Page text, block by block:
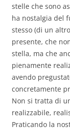
stelle che sono
ha nostalgia del
stesso (di un
presente, che
stella, ma che
pienamente
avendo
concretamente
Non si tratta di
realizzabile,
Praticando la